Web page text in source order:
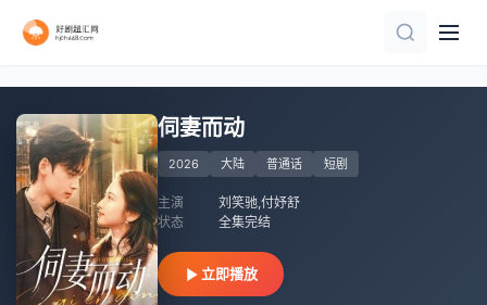
伺妻而动
2026 大陆 普通话 短剧
主演
刘笑驰,付妤舒
状态
全集完结
立即播放
全集完结
已完结
全集
完结
完结
完结
完结
全集完结
全集
全集完结